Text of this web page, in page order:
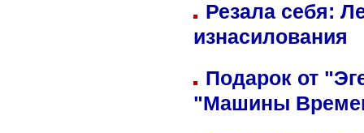
Резала себя:
изнасилования
Подарок от
"Машины